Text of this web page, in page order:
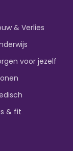
& Verlies
voor jezelf
& fit